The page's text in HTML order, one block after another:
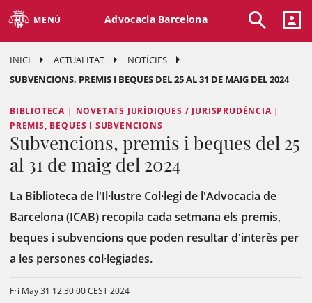
MENÚ Advocacia Barcelona
INICI ACTUALITAT
NOTÍCIES
SUBVENCIONS, PREMIS I BEQUES DEL 25 AL 31 DE MAIG DEL 2024
BIBLIOTECA | NOVETATS JURÍDIQUES / JURISPRUDÈNCIA |
PREMIS, BEQUES I SUBVENCIONS
Subvencions, premis i beques del 25
al 31 de maig del 2024
La Biblioteca de l'Il·lustre Col·legi de l'Advocacia de
Barcelona (ICAB) recopila cada setmana els premis,
beques i subvencions que poden resultar d'interès per
a les persones col·legiades.
Fri May 31 12:30:00 CEST 2024